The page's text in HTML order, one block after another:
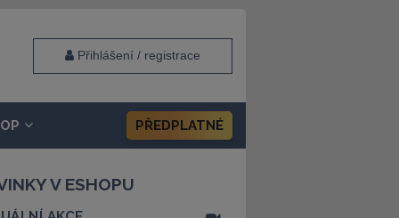
Přihlášení / registrace
PŘEDPLATNÉ
V ESHOPU